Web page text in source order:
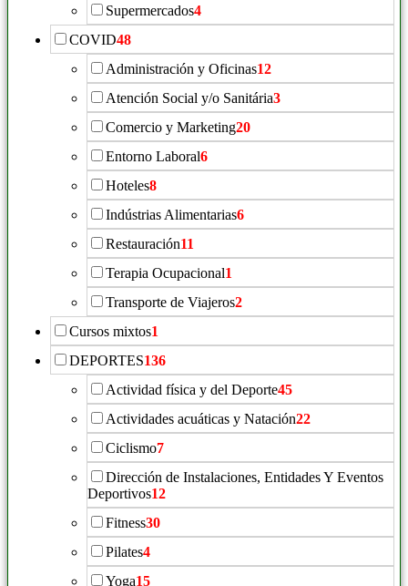
Supermercados4
COVID48
Administración y Oficinas12
Atención Social y/o Sanitária3
Comercio y Marketing20
Entorno Laboral6
Hoteles8
Indústrias Alimentarias6
Restauración11
Terapia Ocupacional1
Transporte de Viajeros2
Cursos mixtos1
DEPORTES136
Actividad física y del Deporte45
Actividades acuáticas y Natación22
Ciclismo7
Dirección de Instalaciones, Entidades Y Eventos
Deportivos12
Fitness30
Pilates4
Yoga15